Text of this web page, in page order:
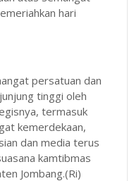
hari
persatuan dan
tinggi oleh
termasuk
kemerdekaan,
dan media terus
kamtibmas
Jombang.(Ri)